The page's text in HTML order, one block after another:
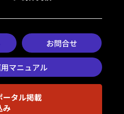
お問合せ
マニュアル
ータル掲載
み